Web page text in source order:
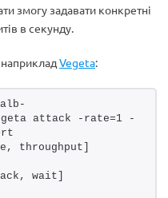
змогу задавати конкретні
в секунду.
наприкладVegeta:
attack -rate=1 -
throughput]
wait]